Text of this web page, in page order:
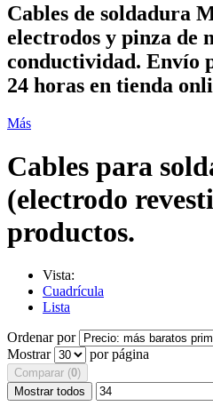
Cables de soldadura
electrodos y pinza de
conductividad. Envío
24 horas en tienda
Más
Cables para
(electrodo
productos.
Vista:
Cuadrícula
Lista
Ordenar por
Mostrar
por página
Comparar (0)
Mostrar todos